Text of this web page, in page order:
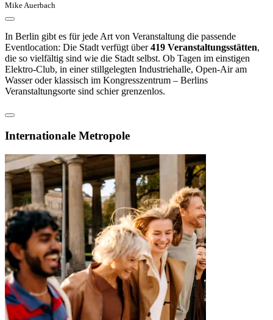
Mike Auerbach
In Berlin gibt es für jede Art von Veranstaltung die passende
Eventlocation: Die Stadt verfügt über419 Veranstaltungsstätten,
die so vielfältig sind wie die Stadt selbst. Ob Tagen im einstigen
Elektro-Club, in einer stillgelegten Industriehalle, Open-Air am
Wasser oder klassisch im Kongresszentrum – Berlins
Veranstaltungsorte sind schier grenzenlos.
Internationale Metropole